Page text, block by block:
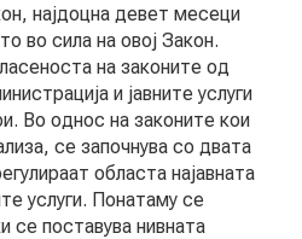
најдоцна девет месеци
во сила на овој Закон.
на законите од
и јавните услуги
Во однос на законите кои
се започнува со двата
областа најавната
услуги. Понатаму се
се поставува нивната